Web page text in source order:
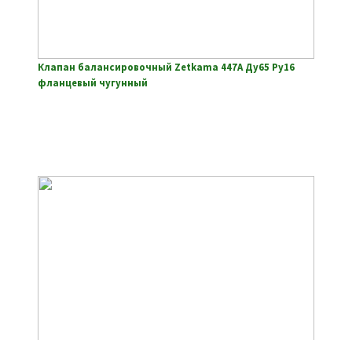
Клапан балансировочный Zetkama 447A Ду65 Ру16
фланцевый чугунный